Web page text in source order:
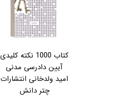
کتاب 1000 نکته کلیدی
آیین دادرسی مدنی
امید ولدخانی انتشارات
چتر دانش